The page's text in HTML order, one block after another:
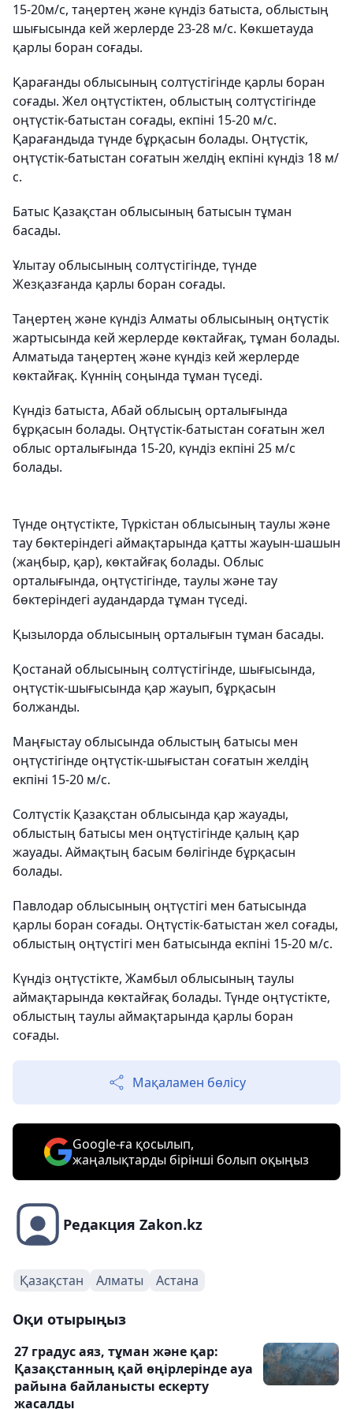
15-20м/с, таңертең және күндіз батыста, облыстың
шығысында кей жерлерде 23-28 м/с. Көкшетауда
қарлы боран соғады.
Қарағанды ​​облысының солтүстігінде қарлы боран
соғады. Жел оңтүстіктен, облыстың солтүстігінде
оңтүстік-батыстан соғады, екпіні 15-20 м/с.
Қарағандыда түнде бұрқасын болады. Оңтүстік,
оңтүстік-батыстан соғатын желдің екпіні күндіз 18 м/
с.
Батыс Қазақстан облысының батысын тұман
басады.
Ұлытау облысының солтүстігінде, түнде
Жезқазғанда қарлы боран соғады.
Таңертең және күндіз Алматы облысының оңтүстік
жартысында кей жерлерде көктайғақ, тұман болады.
Алматыда таңертең және күндіз кей жерлерде
көктайғақ. Күннің соңында тұман түседі.
Күндіз батыста, Абай облысың орталығында
бұрқасын болады. Оңтүстік-батыстан соғатын жел
облыс орталығында 15-20, күндіз екпіні 25 м/с
болады.
Түнде оңтүстікте, Түркістан облысының таулы және
тау бөктеріндегі аймақтарында қатты жауын-шашын
(жаңбыр, қар), көктайғақ болады. Облыс
орталығында, оңтүстігінде, таулы және тау
бөктеріндегі аудандарда тұман түседі.
Қызылорда облысының орталығын тұман басады.
Қостанай облысының солтүстігінде, шығысында,
оңтүстік-шығысында қар жауып, бұрқасын
болжанды.
Маңғыстау облысында облыстың батысы мен
оңтүстігінде оңтүстік-шығыстан соғатын желдің
екпіні 15-20 м/с.
Солтүстік Қазақстан облысында қар жауады,
облыстың батысы мен оңтүстігінде қалың қар
жауады. Аймақтың басым бөлігінде бұрқасын
болады.
Павлодар облысының оңтүстігі мен батысында
қарлы боран соғады. Оңтүстік-батыстан жел соғады,
облыстың оңтүстігі мен батысында екпіні 15-20 м/с.
Күндіз оңтүстікте, Жамбыл облысының таулы
аймақтарында көктайғақ болады. Түнде оңтүстікте,
облыстың таулы аймақтарында қарлы боран
соғады.
Мақаламен бөлісу
Google-ға қосылып,
жаңалықтарды бірінші болып оқыңыз
Редакция Zakon.kz
Қазақстан Алматы Астана
Оқи отырыңыз
27 градус аяз, тұман және қар:
Қазақстанның қай өңірлерінде ауа
райына байланысты ескерту
жасалды